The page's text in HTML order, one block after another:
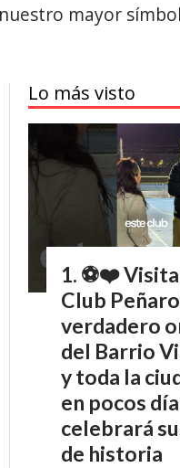
mayor
Lo más visto
⚽❤️
Club
verdadero
del Barrio
y toda la
en pocos
celebrará
de historia